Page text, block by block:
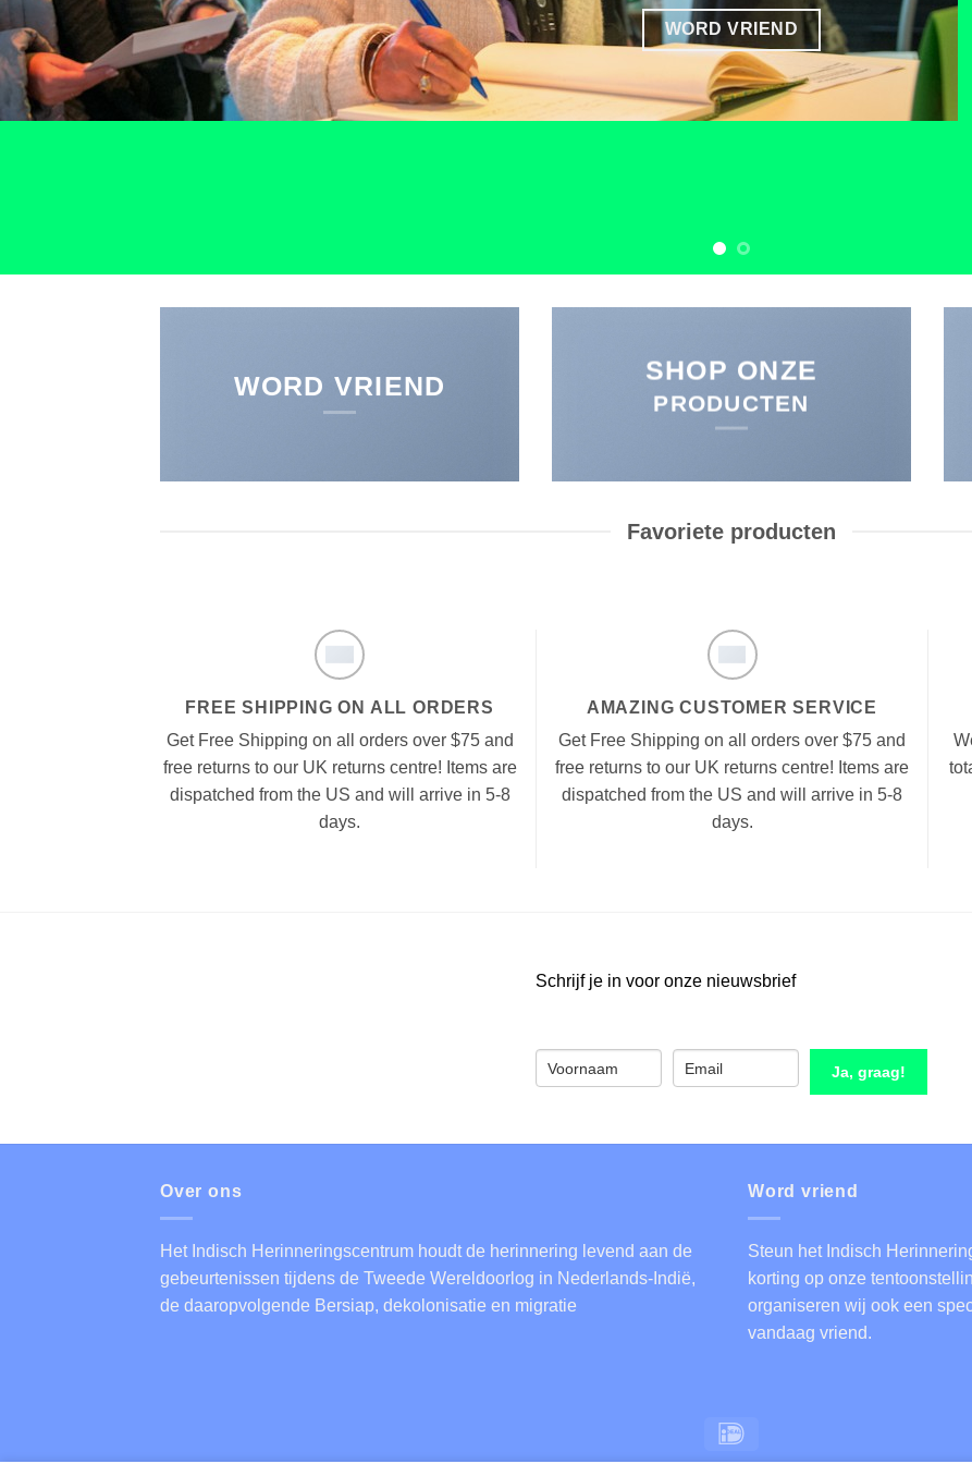
WORD VRIEND
WORD VRIEND
SHOP ONZE
PRODUCTEN
Favoriete producten
FREE SHIPPING ON ALL ORDERS
Get Free Shipping on all orders over $75 and
free returns to our UK returns centre! Items are
dispatched from the US and will arrive in 5-8
days.
AMAZING CUSTOMER SERVICE
Get Free Shipping on all orders over $75 and
free returns to our UK returns centre! Items are
dispatched from the US and will arrive in 5-8
days.
Schrijf je in voor onze nieuwsbrief
Ja, graag!
Over ons
Het Indisch Herinneringscentrum houdt de herinnering levend aan de
gebeurtenissen tijdens de Tweede Wereldoorlog in Nederlands-Indië,
de daaropvolgende Bersiap, dekolonisatie en migratie
Word vriend
Steun het Indisch
korting op onze
organiseren wij ook een
vandaag vriend.